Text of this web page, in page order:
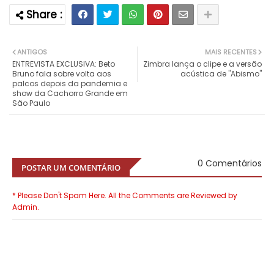
MAIS RECENTES
Zimbra lança o clipe e a versão
acústica de "Abismo"
ANTIGOS
ENTREVISTA EXCLUSIVA: Beto
Bruno fala sobre volta aos
palcos depois da pandemia e
show da Cachorro Grande em
São Paulo
POSTAR UM COMENTÁRIO 0 Comentários
* Please Don't Spam Here. All the Comments are Reviewed by
Admin.